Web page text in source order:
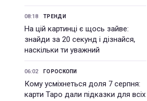
08:18 ТРЕНДИ
На цій картинці є щось зайве:
знайди за 20 секунд і дізнайся,
наскільки ти уважний
06:02 ГОРОСКОПИ
Кому усміхнеться доля 7 серпня:
карти Таро дали підказки для всіх